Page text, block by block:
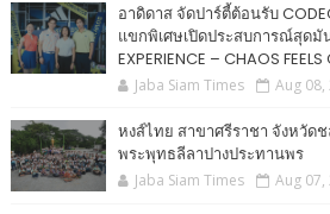
อาดิดาส จัดปาร์ตี้ต้อนรับ
แขกพิเศษเปิดประสบการณ์สุดมัน
EXPERIENCE – CHAOS
Jaba Siam Times Aug 08,
หงส์ไทย สาขาศรีราชา จังหวั
พระพุทธลีลาปางประทานพร
Jaba Siam Times Aug 07,